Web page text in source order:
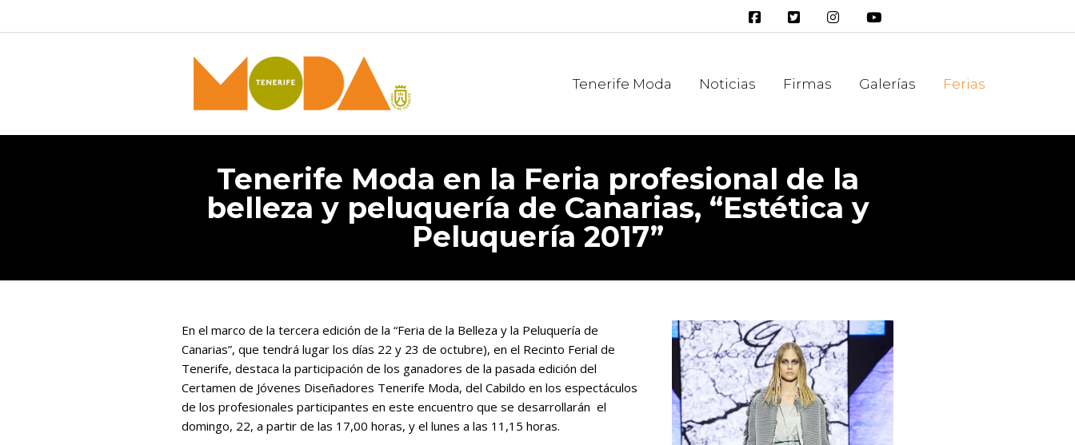
Tenerife Moda Noticias Firmas Galerías Ferias
Tenerife Moda en la Feria profesional de la
belleza y peluquería de Canarias, “Estética y
Peluquería 2017”
En el marco de la tercera edición de la “Feria de la Belleza y la Peluquería de
Canarias”, que tendrá lugar los días 22 y 23 de octubre), en el Recinto Ferial de
Tenerife, destaca la participación de los ganadores de la pasada edición del
Certamen de Jóvenes Diseñadores Tenerife Moda, del Cabildo en los espectáculos
de los profesionales participantes en este encuentro que se desarrollarán el
domingo, 22, a partir de las 17,00 horas, y el lunes a las 11,15 horas.